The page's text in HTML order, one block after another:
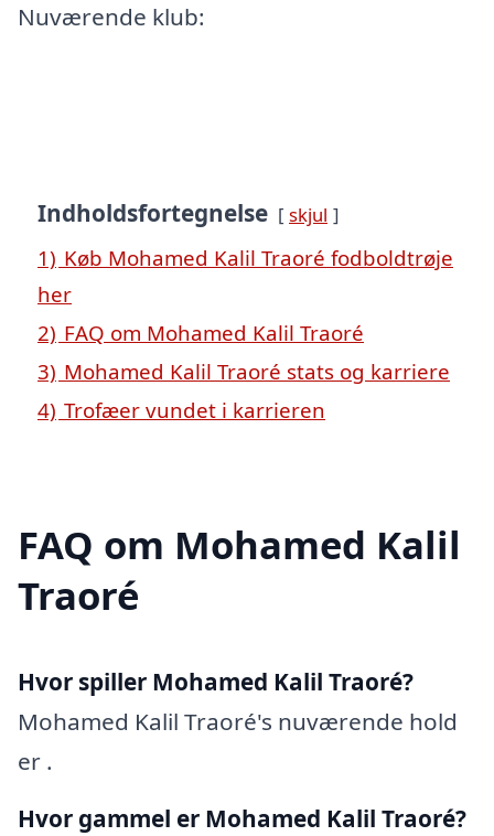
Nuværende klub:
Indholdsfortegnelse skjul
1) Køb Mohamed Kalil Traoré fodboldtrøje
her
2) FAQ om Mohamed Kalil Traoré
3) Mohamed Kalil Traoré stats og karriere
4) Trofæer vundet i karrieren
FAQ om Mohamed Kalil
Traoré
Hvor spiller Mohamed Kalil Traoré?
Mohamed Kalil Traoré's nuværende hold
er .
Hvor gammel er Mohamed Kalil Traoré?